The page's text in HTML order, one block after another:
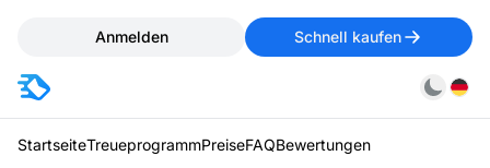
Anmelden Schnell kaufen
StartseiteTreueprogrammPreiseFAQBewertungen